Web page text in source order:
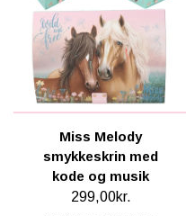
Miss Melody
smykkeskrin med
kode og musik
299,00kr.